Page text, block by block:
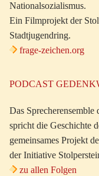
Nationalsozialismus.
Ein Filmprojekt der
Stadtjugendring.
frage-zeichen.org
PODCAST
Das
spricht die Geschichte
gemeinsames Projekt
der Initiative
zu allen Folgen